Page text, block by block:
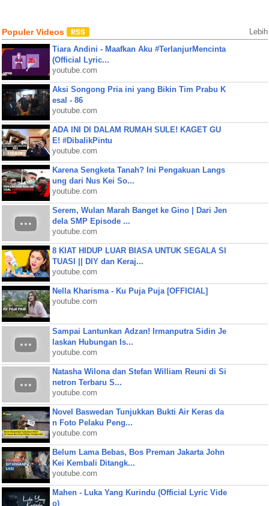
Populer Videos Lebih
Tiara Andini - Maafkan Aku #TerlanjurMencinta
(Official Lyric...
youtube.com
Aksi Songong Pria ini yang Bikin Tim Prabu K
esal - 86
youtube.com
ADA INI DI DALAM RUMAH SULE! KAGET GU
E! #DibalikPintu
youtube.com
Karena Sengketa Tanah? Ini Pengakuan Langs
ung dari Nus Kei So...
youtube.com
Serem, Wulan Marah Banget ke Gino | Dari Jen
dela SMP Episode ...
youtube.com
8 KIAT HIDUP LUAR BIASA UNTUK SEGALA SI
TUASI || DIY dan Keraj...
youtube.com
Nella Kharisma - Ku Puja Puja [OFFICIAL]
youtube.com
Sampai Lantunkan Adzan! Irmanputra Sidin Je
laskan Hubungan Is...
youtube.com
Natasha Wilona dan Stefan William Reuni di Si
netron Terbaru S...
youtube.com
Novel Baswedan Tunjukkan Bukti Air Keras da
n Foto Pelaku Peng...
youtube.com
Belum Lama Bebas, Bos Preman Jakarta John
Kei Kembali Ditangk...
youtube.com
Mahen - Luka Yang Kurindu (Official Lyric Vide
o)